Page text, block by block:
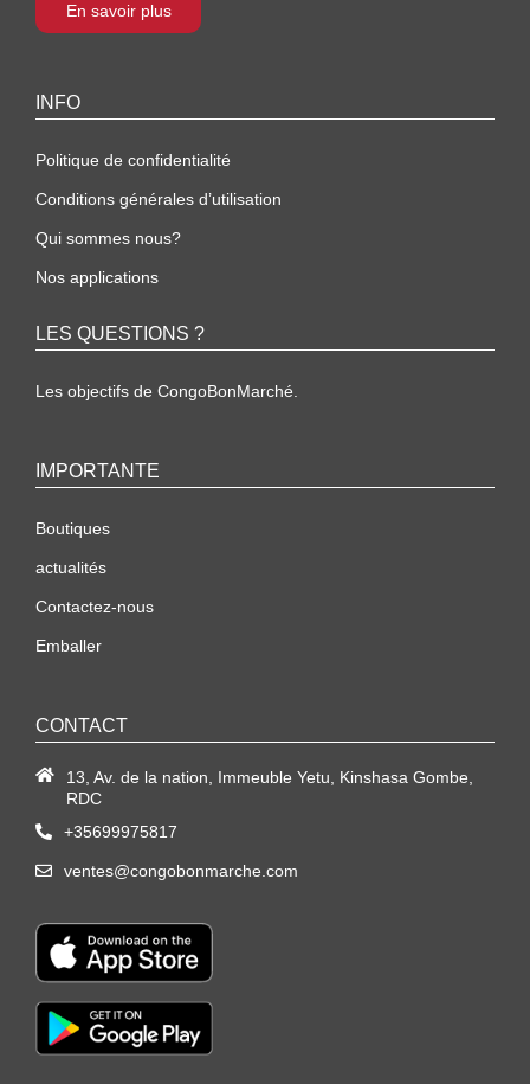
En savoir plus
INFO
Politique de confidentialité
Conditions générales d’utilisation
Qui sommes nous?
Nos applications
LES QUESTIONS ?
Les objectifs de CongoBonMarché.
IMPORTANTE
Boutiques
actualités
Contactez-nous
Emballer
CONTACT
13, Av. de la nation, Immeuble Yetu, Kinshasa Gombe,
RDC
+35699975817
ventes@congobonmarche.com